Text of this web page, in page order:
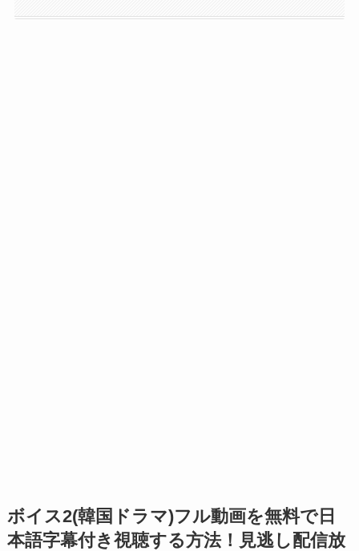
ボイス2(韓国ドラマ)フル動画を無料で日
本語字幕付き視聴する方法！見逃し配信放